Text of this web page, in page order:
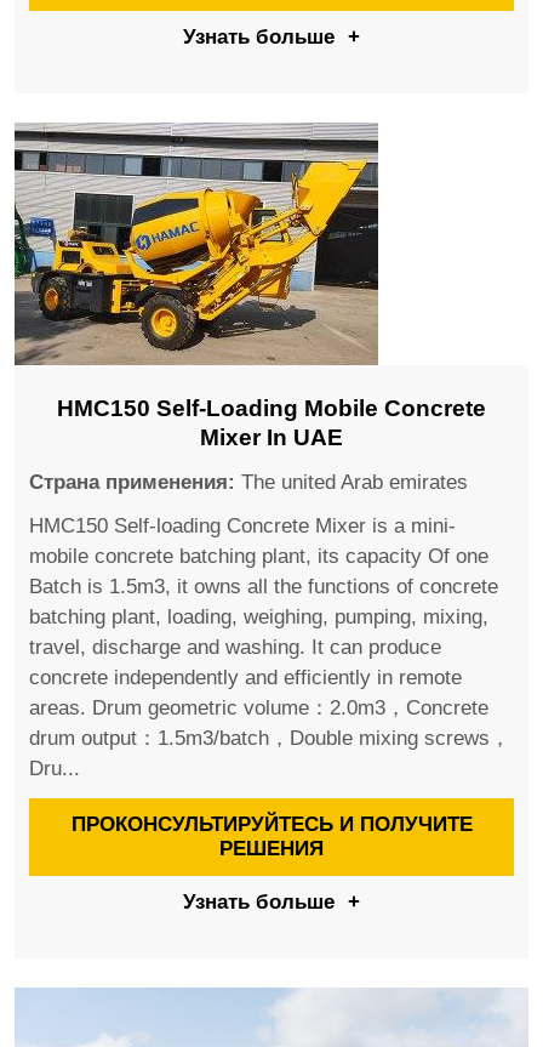
Узнать больше +
HMC150 Self-Loading Mobile Concrete
Mixer In UAE
Страна применения: The united Arab emirates
HMC150 Self-loading Concrete Mixer is a mini-
mobile concrete batching plant, its capacity Of one
Batch is 1.5m3, it owns all the functions of concrete
batching plant, loading, weighing, pumping, mixing,
travel, discharge and washing. It can produce
concrete independently and efficiently in remote
areas. Drum geometric volume：2.0m3，Concrete
drum output：1.5m3/batch，Double mixing screws，
Dru...
ПРОКОНСУЛЬТИРУЙТЕСЬ И ПОЛУЧИТЕ
РЕШЕНИЯ
Узнать больше +